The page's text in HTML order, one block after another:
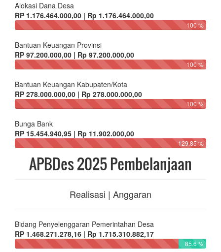
Alokasi Dana Desa
RP 1.176.464.000,00 | Rp 1.176.464.000,00
100 %
Bantuan Keuangan Provinsi
RP 97.200.000,00 | Rp 97.200.000,00
100 %
Bantuan Keuangan Kabupaten/Kota
RP 278.000.000,00 | Rp 278.000.000,00
100 %
Bunga Bank
RP 15.454.940,95 | Rp 11.902.000,00
129.85 %
APBDes 2025 Pembelanjaan
Realisasi | Anggaran
Bidang Penyelenggaran Pemerintahan Desa
RP 1.468.271.278,16 | Rp 1.715.310.882,17
85.6 %